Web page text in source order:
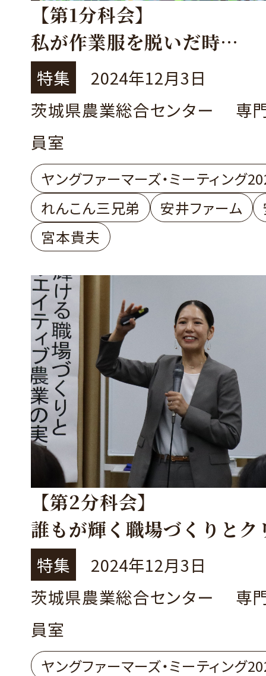
【第1分科会】
私が作業服を脱いだ時
～㈱れんこん三兄弟宮本社
「これからの社長のありか
石川県 有限会社安井ファ
善成さん
稲敷市 株式会社れんこん
本 貴夫さん
特集
2024年12月3日
茨城県農業総合センター 専
員室
ヤングファーマーズ・ミーティング
れんこん三兄弟
安井ファーム
宮本貴夫
【第2分科会】
誰もが輝く職場づくりとク
ィブ農業の実現
水戸市 株式会社ドロップ
さん
特集
2024年12月3日
茨城県農業総合センター 専
員室
ヤングファーマーズ・ミーティング